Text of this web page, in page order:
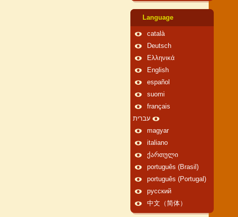
Language
català
Deutsch
Ελληνικά
English
español
suomi
français
עברית
magyar
italiano
ქართული
português (Brasil)
português (Portugal)
русский
中文（简体）